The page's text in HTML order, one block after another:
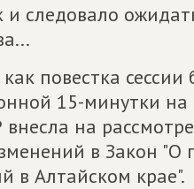
и следовало
как повестка
15-минутки
на
в Закон "О
в Алтайском крае".